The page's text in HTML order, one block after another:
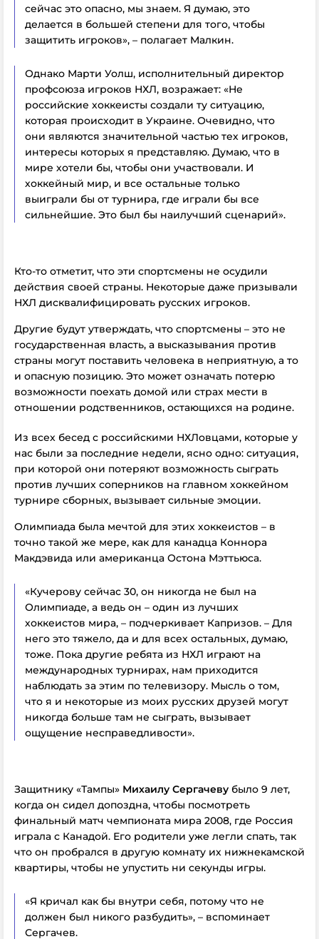
сейчас это опасно, мы знаем. Я думаю, это
делается в большей степени для того, чтобы
защитить игроков», – полагает Малкин.
Однако Марти Уолш, исполнительный директор
профсоюза игроков НХЛ, возражает: «Не
российские хоккеисты создали ту ситуацию,
которая происходит в Украине. Очевидно, что
они являются значительной частью тех игроков,
интересы которых я представляю. Думаю, что в
мире хотели бы, чтобы они участвовали. И
хоккейный мир, и все остальные только
выиграли бы от турнира, где играли бы все
сильнейшие. Это был бы наилучший сценарий».
Кто-то отметит, что эти спортсмены не осудили
действия своей страны. Некоторые даже призывали
НХЛ дисквалифицировать русских игроков.
Другие будут утверждать, что спортсмены – это не
государственная власть, а высказывания против
страны могут поставить человека в неприятную, а то
и опасную позицию. Это может означать потерю
возможности поехать домой или страх мести в
отношении родственников, остающихся на родине.
Из всех бесед с российскими НХЛовцами, которые у
нас были за последние недели, ясно одно: ситуация,
при которой они потеряют возможность сыграть
против лучших соперников на главном хоккейном
турнире сборных, вызывает сильные эмоции.
Олимпиада была мечтой для этих хоккеистов – в
точно такой же мере, как для канадца Коннора
Макдэвида или американца Остона Мэттьюса.
«Кучерову сейчас 30, он никогда не был на
Олимпиаде, а ведь он – один из лучших
хоккеистов мира, – подчеркивает Капризов. – Для
него это тяжело, да и для всех остальных, думаю,
тоже. Пока другие ребята из НХЛ играют на
международных турнирах, нам приходится
наблюдать за этим по телевизору. Мысль о том,
что я и некоторые из моих русских друзей могут
никогда больше там не сыграть, вызывает
ощущение несправедливости».
Защитнику «Тампы» Михаилу Сергачеву было 9 лет,
когда он сидел допоздна, чтобы посмотреть
финальный матч чемпионата мира 2008, где Россия
играла с Канадой. Его родители уже легли спать, так
что он пробрался в другую комнату их нижнекамской
квартиры, чтобы не упустить ни секунды игры.
«Я кричал как бы внутри себя, потому что не
должен был никого разбудить», – вспоминает
Сергачев.